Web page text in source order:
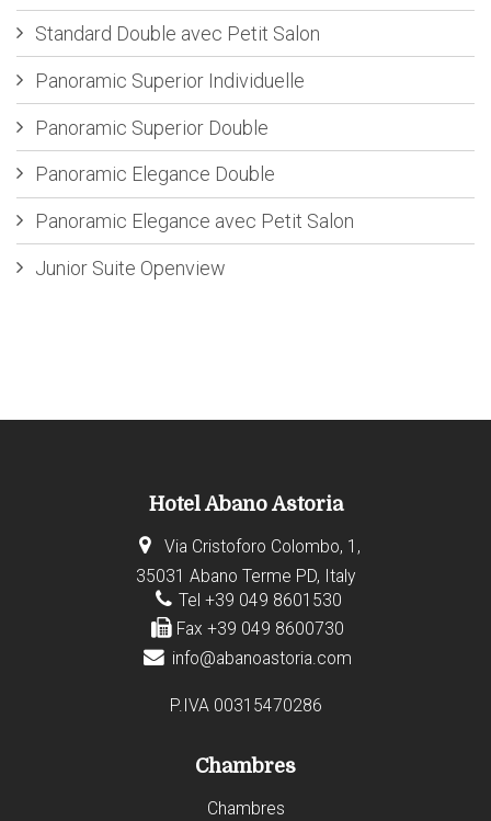
Standard Double avec Petit Salon
Panoramic Superior Individuelle
Panoramic Superior Double
Panoramic Elegance Double
Panoramic Elegance avec Petit Salon
Junior Suite Openview
Hotel Abano Astoria
Via Cristoforo Colombo, 1,
35031 Abano Terme PD, Italy
Tel +39 049 8601530
Fax +39 049 8600730
info@abanoastoria.com
P.IVA 00315470286
Chambres
Chambres